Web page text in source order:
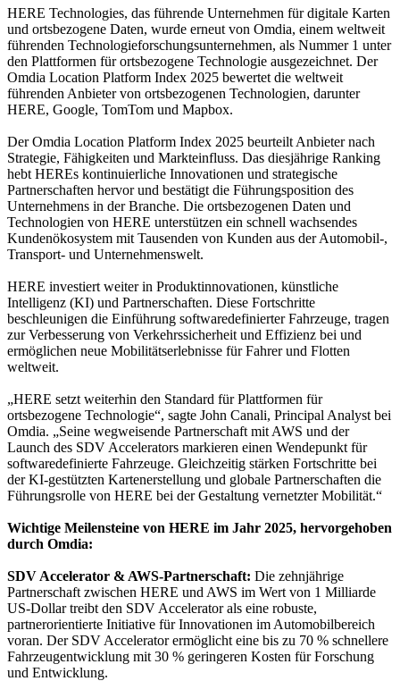
HERE Technologies, das führende Unternehmen für digitale Karten
und ortsbezogene Daten, wurde erneut von Omdia, einem weltweit
führenden Technologieforschungsunternehmen, als Nummer 1 unter
den Plattformen für ortsbezogene Technologie ausgezeichnet. Der
Omdia Location Platform Index 2025 bewertet die weltweit
führenden Anbieter von ortsbezogenen Technologien, darunter
HERE, Google, TomTom und Mapbox.
Der Omdia Location Platform Index 2025 beurteilt Anbieter nach
Strategie, Fähigkeiten und Markteinfluss. Das diesjährige Ranking
hebt HEREs kontinuierliche Innovationen und strategische
Partnerschaften hervor und bestätigt die Führungsposition des
Unternehmens in der Branche. Die ortsbezogenen Daten und
Technologien von HERE unterstützen ein schnell wachsendes
Kundenökosystem mit Tausenden von Kunden aus der Automobil-,
Transport- und Unternehmenswelt.
HERE investiert weiter in Produktinnovationen, künstliche
Intelligenz (KI) und Partnerschaften. Diese Fortschritte
beschleunigen die Einführung softwaredefinierter Fahrzeuge, tragen
zur Verbesserung von Verkehrssicherheit und Effizienz bei und
ermöglichen neue Mobilitätserlebnisse für Fahrer und Flotten
weltweit.
„HERE setzt weiterhin den Standard für Plattformen für
ortsbezogene Technologie“, sagte John Canali, Principal Analyst bei
Omdia. „Seine wegweisende Partnerschaft mit AWS und der
Launch des SDV Accelerators markieren einen Wendepunkt für
softwaredefinierte Fahrzeuge. Gleichzeitig stärken Fortschritte bei
der KI-gestützten Kartenerstellung und globale Partnerschaften die
Führungsrolle von HERE bei der Gestaltung vernetzter Mobilität.“
Wichtige Meilensteine von HERE im Jahr 2025, hervorgehoben
durch Omdia:
SDV Accelerator & AWS-Partnerschaft: Die zehnjährige
Partnerschaft zwischen HERE und AWS im Wert von 1 Milliarde
US-Dollar treibt den SDV Accelerator als eine robuste,
partnerorientierte Initiative für Innovationen im Automobilbereich
voran. Der SDV Accelerator ermöglicht eine bis zu 70 % schnellere
Fahrzeugentwicklung mit 30 % geringeren Kosten für Forschung
und Entwicklung.